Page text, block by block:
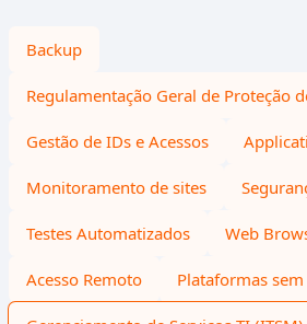
Backup
Regulamentação Geral de Proteção
Gestão de IDs e Acessos
Monitoramento de sites
Testes Automatizados Web
Acesso Remoto Plataformas